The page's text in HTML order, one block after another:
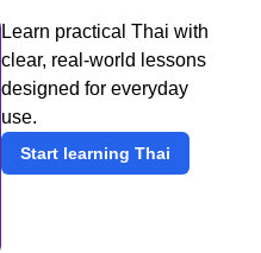
Learn practical Thai with
clear, real-world lessons
designed for everyday
use.
Start learning Thai